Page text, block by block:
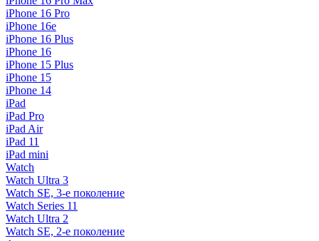
iPhone 16 Pro
iPhone 16e
iPhone 16 Plus
iPhone 16
iPhone 15 Plus
iPhone 15
iPhone 14
iPad
iPad Pro
iPad Air
iPad 11
iPad mini
Watch
Watch Ultra 3
Watch SE, 3-е поколение
Watch Series 11
Watch Ultra 2
Watch SE, 2-е поколение